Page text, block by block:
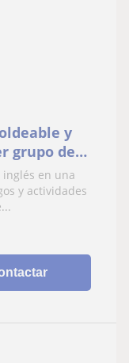
y
grupo de
en una
y actividades